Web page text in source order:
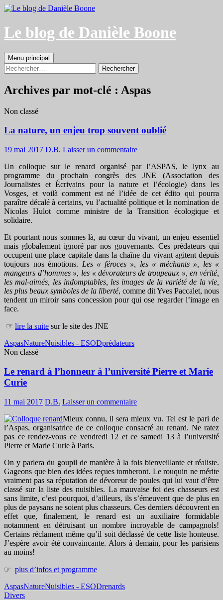
Aller
contenu
Le blog de Danièle Boone
Recherche
Menu principal
Rechercher :
Archives par mot-clé : Aspas
Non classé
La nature, un enjeu trop souvent oublié
19 mai 2017 D.B. Laisser un commentaire
Un colloque sur le renard organisé par l’ASPAS, le lynx au
programme du prochain congrès des JNE (Association des
Journalistes et Écrivains pour la nature et l’écologie) dans les
Vosges, et voilà comment est né l’idée de cet édito qui pourra
paraître décalé à certains, vu l’actualité politique et la nomination de
Nicolas Hulot comme ministre de la Transition écologique et
solidaire.
Et pourtant nous sommes là, au cœur du vivant, un enjeu essentiel
mais globalement ignoré par nos gouvernants. Ces prédateurs qui
occupent une place capitale dans la chaîne du vivant agitent depuis
toujours nos émotions. Les « féroces », les « méchants », les «
mangeurs d’hommes », les « dévorateurs de troupeaux », en vérité,
les mal-aimés, les indomptables, les images de la variété de la vie,
les plus beaux symboles de la liberté, comme dit Yves Paccalet, nous
tendent un miroir sans concession pour qui ose regarder l’image en
face.
☞ lire la suite sur le site des JNE
AspasNatureNuisibles - ESODprédateurs
Non classé
Le renard à l’honneur à l’université Pierre et Marie
Curie
11 mai 2017 D.B. Laisser un commentaire
Mieux connu, il sera mieux vu. Tel est le pari de
l’Aspas, organisatrice de ce colloque consacré au renard. Ne ratez
pas ce rendez-vous ce vendredi 12 et ce samedi 13 à l’université
Pierre et Marie Curie à Paris.
On y parlera du goupil de manière à la fois bienveillante et réaliste.
Gageons que bien des idées reçues tomberont. Le rouquin ne mérite
vraiment pas sa réputation de dévoreur de poules qui lui vaut d’être
classé sur la liste des nuisibles. La mauvaise foi des chasseurs est
sans limite, c’est pourquoi, d’ailleurs, ils s’émeuvent que de plus en
plus de paysans ne soient plus chasseurs. Ces derniers découvrent en
effet que, finalement, le renard est un auxiliaire formidable
notamment en détruisant un nombre incroyable de campagnols!
Certains réclament même qu’il soit déclassé de cette liste honteuse.
J’espère avoir été convaincante. Alors à demain, pour les parisiens
au moins!
☞ plus d’infos et programme
AspasNatureNuisibles - ESODrenards
Divers